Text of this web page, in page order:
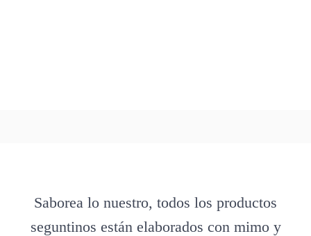
Saborea lo nuestro, todos los productos
seguntinos están elaborados con mimo y